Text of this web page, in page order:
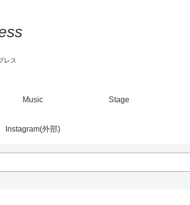
レス
Music Stage
Instagram(外部)